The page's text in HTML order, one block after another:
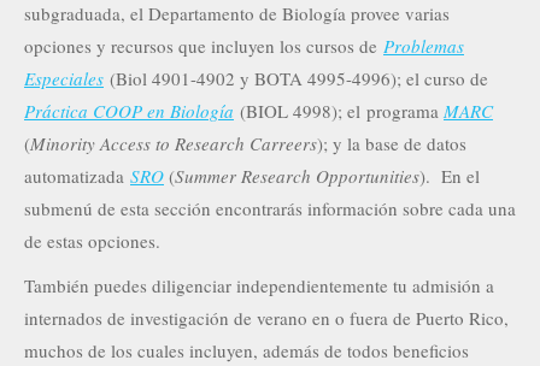
subgraduada, el Departamento de Biología provee varias
opciones y recursos que incluyen los cursos de Problemas
Especiales (Biol 4901-4902 y BOTA 4995-4996); el curso de
Práctica COOP en Biología (BIOL 4998); el programa MARC
(Minority Access to Research Carreers); y la base de datos
automatizada SRO (Summer Research Opportunities). En el
submenú de esta sección encontrarás información sobre cada una
de estas opciones.
También puedes diligenciar independientemente tu admisión a
internados de investigación de verano en o fuera de Puerto Rico,
muchos de los cuales incluyen, además de todos beneficios